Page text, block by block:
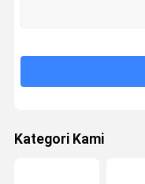
Swing Gearbox
Kategori Kami